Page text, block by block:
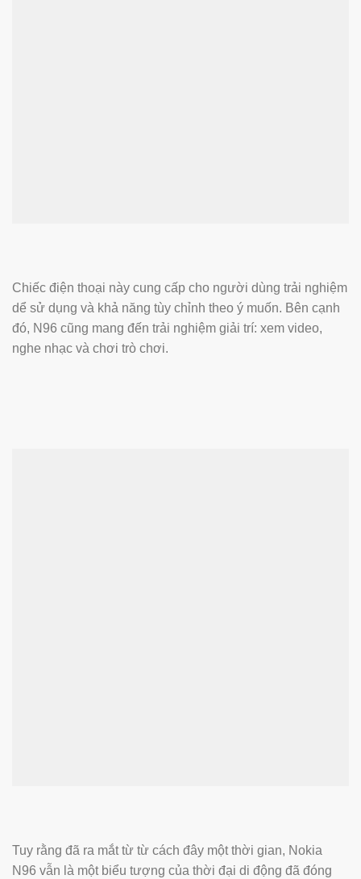
Chiếc điện thoại này cung cấp cho người dùng trải nghiệm
dể sử dụng và khả năng tùy chỉnh theo ý muốn. Bên cạnh
đó, N96 cũng mang đến trải nghiệm giải trí: xem video,
nghe nhạc và chơi trò chơi.
Tuy rằng đã ra mắt từ từ cách đây một thời gian, Nokia
N96 vẫn là một biểu tượng của thời đại di động đã đóng